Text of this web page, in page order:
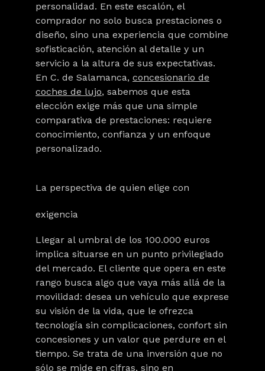
personalidad. En este escalón, el
comprador no solo busca prestaciones o
diseño, sino una experiencia que combine
sofisticación, atención al detalle y un
servicio a la altura de sus expectativas.
En C. de Salamanca, concesionario de
coches de lujo, sabemos que esta
elección exige más que una simple
comparativa de prestaciones: requiere
conocimiento, confianza y un enfoque
personalizado.
La perspectiva de quien elige con
exigencia
Llegar al umbral de los 100.000 euros
implica situarse en un punto privilegiado
del mercado. El cliente que opera en este
rango busca algo que vaya más allá de la
movilidad: desea un vehículo que exprese
su visión de la vida, que le ofrezca
tecnología sin complicaciones, confort sin
concesiones y un valor que perdure en el
tiempo. Se trata de una inversión que no
sólo se mide en cifras, sino en